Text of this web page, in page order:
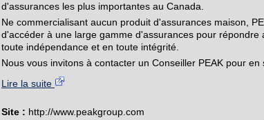
d'assurances les plus importantes au Canada.
Ne commercialisant aucun produit d'assurances maison,
d'accéder à une large gamme d'assurances pour répondre
toute indépendance et en toute intégrité.
Nous vous invitons à contacter un Conseiller PEAK pour en
Lire la suite
Site : http://www.peakgroup.com